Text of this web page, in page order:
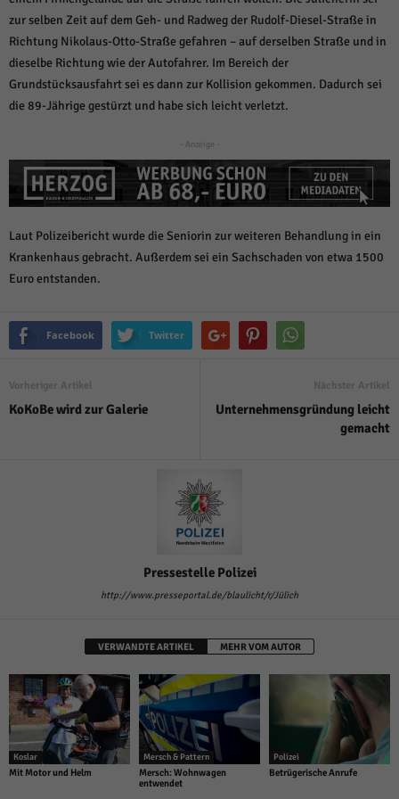
zur selben Zeit auf dem Geh- und Radweg der Rudolf-Diesel-Straße in
Richtung Nikolaus-Otto-Straße gefahren – auf derselben Straße und in
dieselbe Richtung wie der Autofahrer. Im Bereich der
Grundstücksausfahrt sei es dann zur Kollision gekommen. Dadurch sei
die 89-Jährige gestürzt und habe sich leicht verletzt.
- Anzeige -
Laut Polizeibericht wurde die Seniorin zur weiteren Behandlung in ein
Krankenhaus gebracht. Außerdem sei ein Sachschaden von etwa 1500
Euro entstanden.
Facebook Twitter
Vorheriger Artikel
KoKoBe wird zur Galerie
Nächster Artikel
Unternehmensgründung leicht
gemacht
Pressestelle Polizei
http://www.presseportal.de/blaulicht/r/Jülich
VERWANDTE ARTIKEL MEHR VOM AUTOR
Koslar
Mit Motor und Helm
Mersch & Pattern
Mersch: Wohnwagen
entwendet
Polizei
Betrügerische Anrufe
auswählen.
Alle akzeptieren Speichern und weiter
Zurück
Datenschutzeinstellungen
einwandfreie Funktion der Website erforderlich.
Cookie-Informationen anzeigen
Statistiken (1)
Statistik Cookies erfassen Informationen anonym. Diese Informationen helfen
uns zu verstehen, wie unsere Besucher unsere Website nutzen.
Marketing (1)
um personalisierte Werbung anzuzeigen. Sie tun dies, indem sie Besucher
Inhalte von Videoplattformen und Social-Media-Plattformen werden
standardmäßig blockiert. Wenn Cookies von externen Medien akzeptiert
werden, bedarf der Zugriff auf diese Inhalte keiner manuellen Einwilligung
Cookie-Informationen anzeigen
powered by Borlabs Cookie Datenschutzerklärung